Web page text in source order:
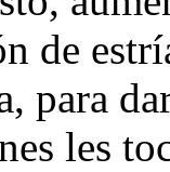
de
para
les